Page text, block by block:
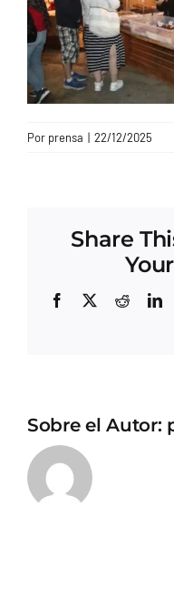
Por prensa | 22/12/2025
Share
Facebook
X Reddit
Sobre el Autor: